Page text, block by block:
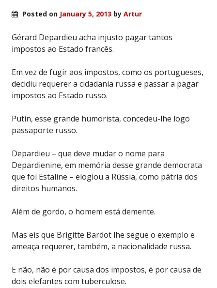
Posted on January 5, 2013 by Artur
Gérard Depardieu acha injusto pagar tantos
impostos ao Estado francês.
Em vez de fugir aos impostos, como os portugueses,
decidiu requerer a cidadania russa e passar a pagar
impostos ao Estado russo.
Putin, esse grande humorista, concedeu-lhe logo
passaporte russo.
Depardieu – que deve mudar o nome para
Depardienine, em memória desse grande democrata
que foi Estaline – elogiou a Rússia, como pátria dos
direitos humanos.
Além de gordo, o homem está demente.
Mas eis que Brigitte Bardot lhe segue o exemplo e
ameaça requerer, também, a nacionalidade russa.
E não, não é por causa dos impostos, é por causa de
dois elefantes com tuberculose.